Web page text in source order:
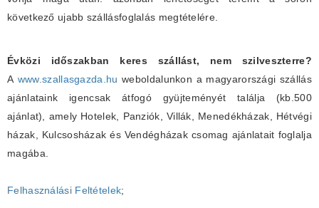
következő ujabb szállásfoglalás megtételére.
Évközi időszakban keres szállást, nem szilveszterre?
A www.szallasgazda.hu weboldalunkon a magyarországi szállás
ajánlataink igencsak átfogó gyüjteményét találja (kb.500
ajánlat), amely Hotelek, Panziók, Villák, Menedékházak, Hétvégi
házak, Kulcsosházak és Vendégházak csomag ajánlatait foglalja
magába.
Felhasználási Feltételek;